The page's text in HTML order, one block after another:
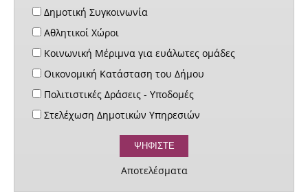
Δημοτική Συγκοινωνία
Αθλητικοί Χώροι
Κοινωνική Μέριμνα για ευάλωτες ομάδες
Οικονομική Κατάσταση του Δήμου
Πολιτιστικές Δράσεις - Υποδομές
Στελέχωση Δημοτικών Υπηρεσιών
Αποτελέσματα